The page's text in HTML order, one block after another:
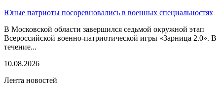
Юные патриоты посоревновались в военных специальностях
В Московской области завершился седьмой окружной этап
Всероссийской военно-патриотической игры «Зарница 2.0». В
течение...
10.08.2026
Лента новостей